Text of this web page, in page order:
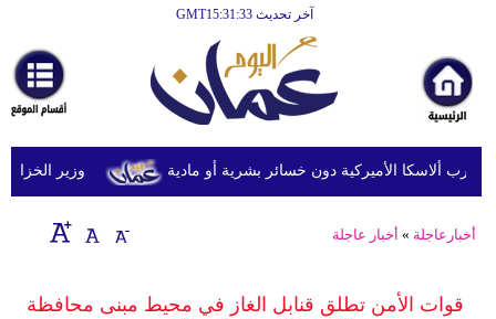
آخر تحديث GMT15:31:33
أخبارعاجلة
رياضة
ثقافة
إقتصاد
وموسيقى
وزير الخزانة
أخبارعاجلة » أخبار عاجلة
قوات الأمن تطلق قنابل الغاز في محيط مبنى محافظة